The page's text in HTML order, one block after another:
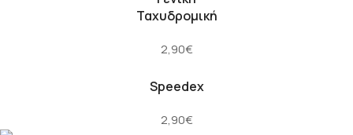
Ταχυδρομική
2,90€
Speedex
2,90€